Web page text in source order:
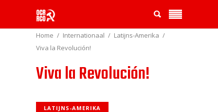
Home Internationaal
Latijns-Amerika
Viva la Revolución!
Viva la Revolución!
LATIJNS-AMERIKA